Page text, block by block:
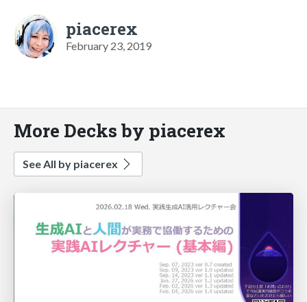
piacerex
February 23, 2019
More Decks by piacerex
See All by piacerex